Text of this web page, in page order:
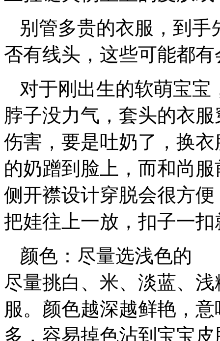
别管多贵的衣服，到
否有线头，这些可能都
对于刚出生的软萌宝
脖子没力气，套头的衣
伤害，要是吐奶了，换
的奶蹭到脸上，而和尚
侧开襟设计穿脱会很方
把娃往上一放，扣子一
颜色：尽量选浅色的
尽量挑白、米、淡蓝、
服。颜色越深越鲜艳，
多，容易掉色沾到宝宝